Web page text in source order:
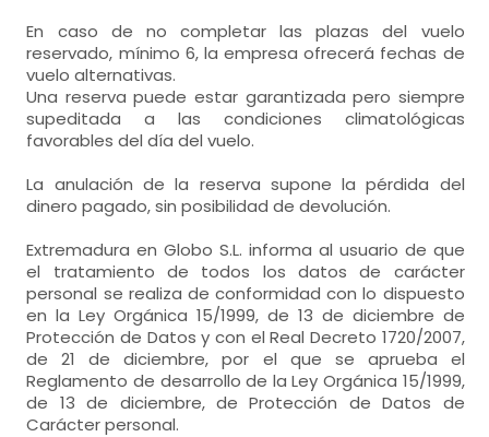
En caso de no completar las plazas del vuelo
reservado, mínimo 6, la empresa ofrecerá fechas de
vuelo alternativas.
Una reserva puede estar garantizada pero siempre
supeditada a las condiciones climatológicas
favorables del día del vuelo.
La anulación de la reserva supone la pérdida del
dinero pagado, sin posibilidad de devolución.
Extremadura en Globo S.L. informa al usuario de que
el tratamiento de todos los datos de carácter
personal se realiza de conformidad con lo dispuesto
en la Ley Orgánica 15/1999, de 13 de diciembre de
Protección de Datos y con el Real Decreto 1720/2007,
de 21 de diciembre, por el que se aprueba el
Reglamento de desarrollo de la Ley Orgánica 15/1999,
de 13 de diciembre, de Protección de Datos de
Carácter personal.